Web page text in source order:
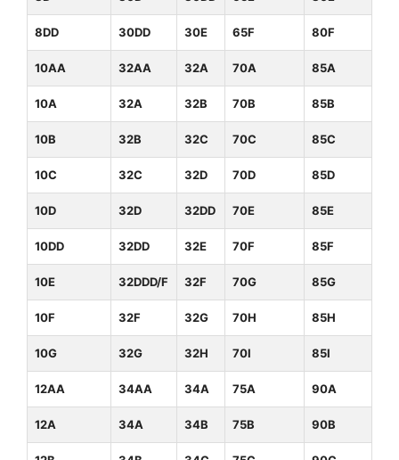
8DD 30DD 30E 65F 80F
10AA 32AA 32A 70A 85A
10A 32A 32B 70B 85B
10B 32B 32C 70C 85C
10C 32C 32D 70D 85D
10D 32D 32DD 70E 85E
10DD 32DD 32E 70F 85F
10E 32DDD/F 32F 70G 85G
10F 32F 32G 70H 85H
10G 32G 32H 70I 85I
12AA 34AA 34A 75A 90A
12A 34A 34B 75B 90B